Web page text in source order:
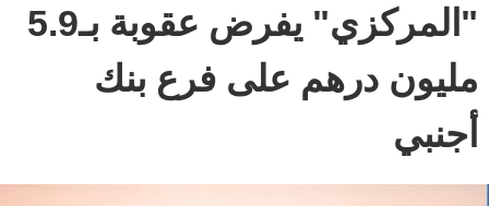
"المركزي" یفرض عقوبة بـ5.9
مليون درهم على فرع بنك
أجنبي